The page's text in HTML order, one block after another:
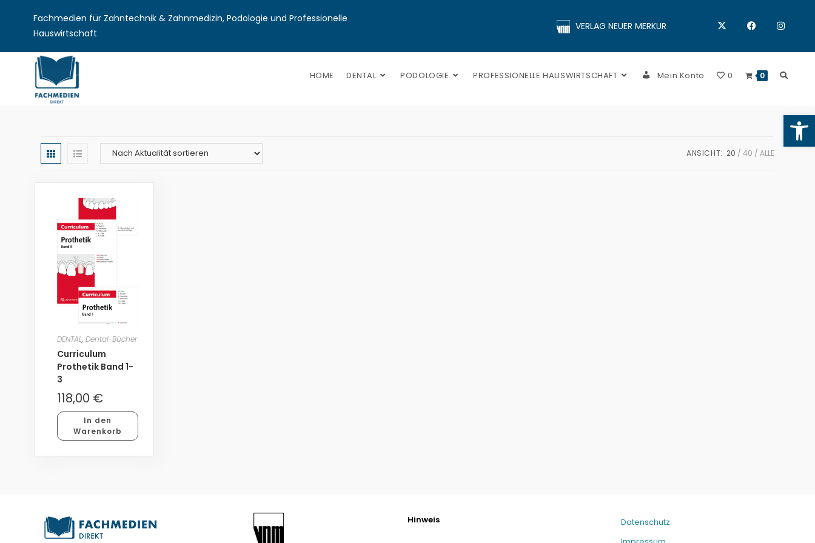
Fachmedien für Zahntechnik & Zahnmedizin, Podologie und Professionelle
Hauswirtschaft
VERLAG NEUER MERKUR
HOME DENTAL PODOLOGIE PROFESSIONELLE HAUSWIRTSCHAFT Mein Konto 0 0
ANSICHT: 20 40 ALLE
DENTAL,Dental-Bücher
Curriculum
Prothetik Band 1-
3
118,00 €
In den
Warenkorb
Hinweis
Datenschutz